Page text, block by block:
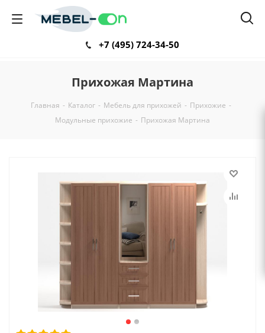
+7 (495) 724-34-50
Прихожая Мартина
Главная - Каталог - Мебель для прихожей - Прихожие -
Модульные прихожие - Прихожая Мартина